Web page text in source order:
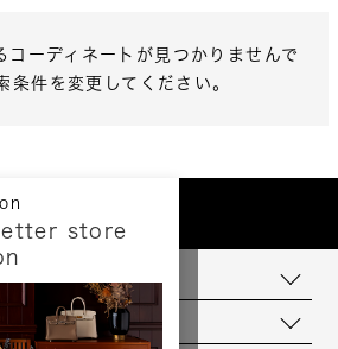
コーディネートが見つかりませんで
条件を変更してください。
store